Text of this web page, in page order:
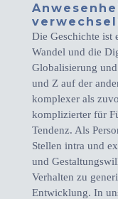
Die Geschichte ist
Wandel und die
Globalisierung
und Z auf der
komplexer als
komplizierter für
Tendenz. Als
Stellen intra und
und
Verhalten zu
Entwicklung. In